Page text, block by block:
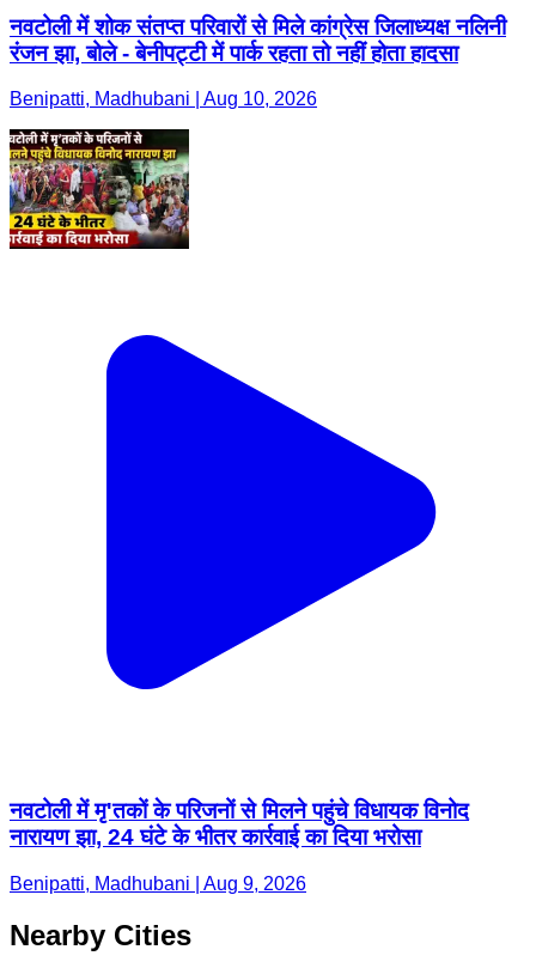
नवटोली में शोक संतप्त परिवारों से मिले कांग्रेस जिलाध्यक्ष नलिनी
रंजन झा, बोले - बेनीपट्टी में पार्क रहता तो नहीं होता हादसा
Benipatti, Madhubani | Aug 10, 2026
नवटोली में मृ'तकों के परिजनों से मिलने पहुंचे विधायक विनोद
नारायण झा, 24 घंटे के भीतर कार्रवाई का दिया भरोसा
Benipatti, Madhubani | Aug 9, 2026
Nearby Cities